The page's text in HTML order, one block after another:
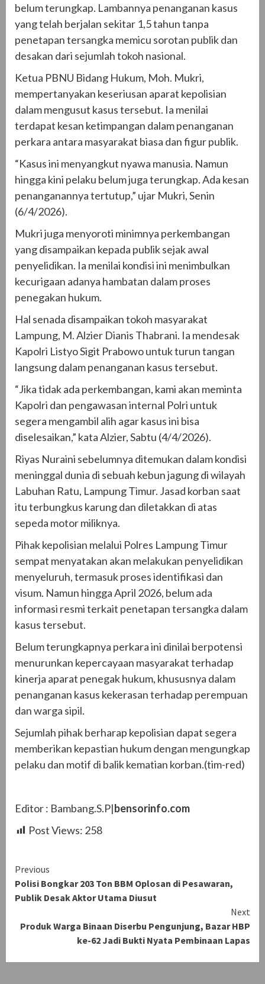
belum terungkap. Lambannya penanganan kasus
yang telah berjalan sekitar 1,5 tahun tanpa
penetapan tersangka memicu sorotan publik dan
desakan dari sejumlah tokoh nasional.
Ketua PBNU Bidang Hukum, Moh. Mukri,
mempertanyakan keseriusan aparat kepolisian
dalam mengusut kasus tersebut. Ia menilai
terdapat kesan ketimpangan dalam penanganan
perkara antara masyarakat biasa dan figur publik.
“Kasus ini menyangkut nyawa manusia. Namun
hingga kini pelaku belum juga terungkap. Ada kesan
penanganannya tertutup,” ujar Mukri, Senin
(6/4/2026).
Mukri juga menyoroti minimnya perkembangan
yang disampaikan kepada publik sejak awal
penyelidikan. Ia menilai kondisi ini menimbulkan
kecurigaan adanya hambatan dalam proses
penegakan hukum.
Hal senada disampaikan tokoh masyarakat
Lampung, M. Alzier Dianis Thabrani. Ia mendesak
Kapolri Listyo Sigit Prabowo untuk turun tangan
langsung dalam penanganan kasus tersebut.
“Jika tidak ada perkembangan, kami akan meminta
Kapolri dan pengawasan internal Polri untuk
segera mengambil alih agar kasus ini bisa
diselesaikan,” kata Alzier, Sabtu (4/4/2026).
Riyas Nuraini sebelumnya ditemukan dalam kondisi
meninggal dunia di sebuah kebun jagung di wilayah
Labuhan Ratu, Lampung Timur. Jasad korban saat
itu terbungkus karung dan diletakkan di atas
sepeda motor miliknya.
Pihak kepolisian melalui Polres Lampung Timur
sempat menyatakan akan melakukan penyelidikan
menyeluruh, termasuk proses identifikasi dan
visum. Namun hingga April 2026, belum ada
informasi resmi terkait penetapan tersangka dalam
kasus tersebut.
Belum terungkapnya perkara ini dinilai berpotensi
menurunkan kepercayaan masyarakat terhadap
kinerja aparat penegak hukum, khususnya dalam
penanganan kasus kekerasan terhadap perempuan
dan warga sipil.
Sejumlah pihak berharap kepolisian dapat segera
memberikan kepastian hukum dengan mengungkap
pelaku dan motif di balik kematian korban.(tim-red)
Editor : Bambang.S.P|bensorinfo.com
Post Views: 258
Continue
Reading
Previous
Polisi Bongkar 203 Ton BBM Oplosan di Pesawaran,
Publik Desak Aktor Utama Diusut
Next
Produk Warga Binaan Diserbu Pengunjung, Bazar HBP
ke-62 Jadi Bukti Nyata Pembinaan Lapas